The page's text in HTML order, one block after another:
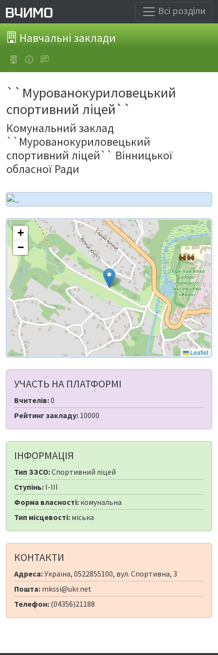
Всі розділи
Навчальні заклади
``Мурованокуриловецький
спортивний ліцей``
Комунальний заклад
``Мурованокуриловецький
спортивний ліцей`` Вінницької
обласної Ради
+
−
Leaflet
УЧАСТЬ НА ПЛАТФОРМІ
Вчителів:0
Рейтинг закладу: 10000
ІНФОРМАЦІЯ
Тип ЗЗСО:Спортивний ліцей
Ступінь: I-III
Форма власності: комунальна
Тип місцевості: міська
КОНТАКТИ
Адреса:Україна, 0522855100, вул. Спортивна, 3
Пошта: mkssi@ukr.net
Телефон: (04356)21188